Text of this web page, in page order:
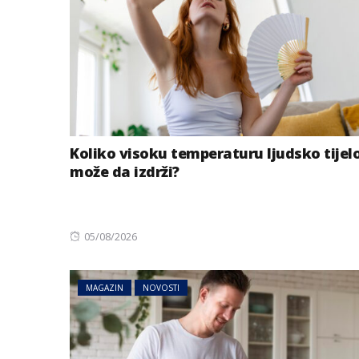
Koliko visoku temperaturu ljudsko
može da izdrži?
Posted
05/08/2026
MAGAZIN NOVOSTI